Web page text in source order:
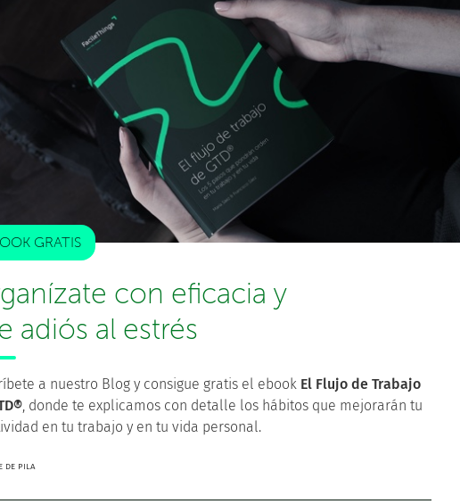
deberíamos hacer limpieza en alguna zona de
no queda bien fijada en la consciencia, así que
hace falta (muchas cosas que eran funcionales
aquello que no está donde debería, capturar las
en un modo que a ti te resulte natural (aunque
que te controla a ti y tratarás de evitarla siempre que
pero no se eliminan solas. De repente, un cajón
existen, recambios para lápices que ya no usas, y
tienes. Y se convierte en un cajón que nunca
zona que requería tu atención y de capturar todas
sin duda, de renovado control y energía.
personal?
GRATIS
con eficacia y
adiós al estrés
a nuestro Blog y consigue gratis el ebook El Flujo de Trabajo
, donde te explicamos con detalle los hábitos que mejorarán tu
en tu trabajo y en tu vida personal.
DE PILA